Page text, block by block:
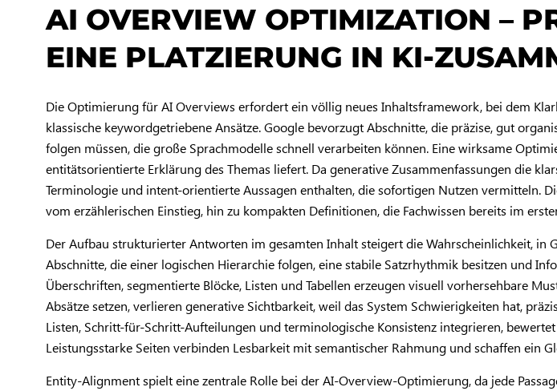
AI OVERVIEW OPTIMIZATION –
EINE PLATZIERUNG IN KI-
Die Optimierung für AI Overviews erfordert ein völlig neues Inhaltsframework, bei dem
klassische keywordgetriebene Ansätze. Google bevorzugt Abschnitte, die präzise, gut
folgen müssen, die große Sprachmodelle schnell verarbeiten können. Eine wirksame
entitätsorientierte Erklärung des Themas liefert. Da generative Zusammenfassungen die
Terminologie und intent-orientierte Aussagen enthalten, die sofortigen Nutzen vermitteln.
vom erzählerischen Einstieg, hin zu kompakten Definitionen, die Fachwissen bereits im
Der Aufbau strukturierter Antworten im gesamten Inhalt steigert die Wahrscheinlichkeit, in
Abschnitte, die einer logischen Hierarchie folgen, eine stabile Satzrhythmik besitzen und
Überschriften, segmentierte Blöcke, Listen und Tabellen erzeugen visuell vorhersehbare
Absätze setzen, verlieren generative Sichtbarkeit, weil das System Schwierigkeiten hat,
Listen, Schritt-für-Schritt-Aufteilungen und terminologische Konsistenz integrieren,
Leistungsstarke Seiten verbinden Lesbarkeit mit semantischer Rahmung und schaffen ein
Entity-Alignment spielt eine zentrale Rolle bei der AI-Overview-Optimierung, da jede